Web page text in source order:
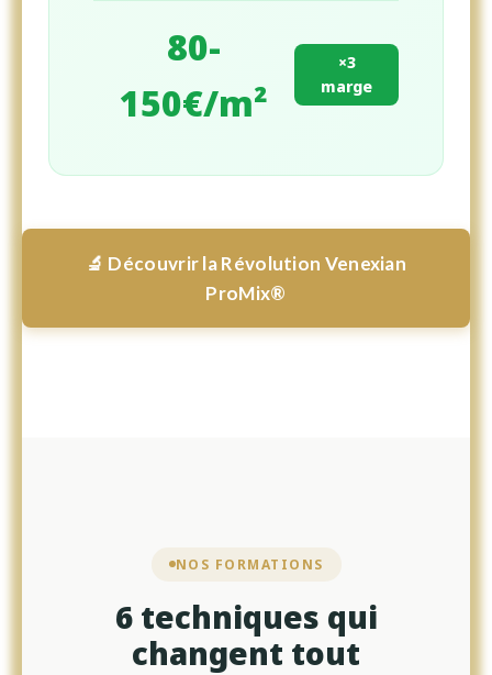
80-
150€/m²
×3
marge
🔬 Découvrir la Révolution Venexian
ProMix®
NOS FORMATIONS
6 techniques qui
changent tout